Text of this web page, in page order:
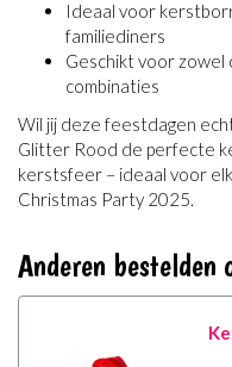
Ideaal voor
familiediners
Geschikt voor zowel
combinaties
Wil jij deze feestdagen
Glitter Rood de perfecte
kerstsfeer – ideaal voor
Christmas Party 2025.
Anderen bestelden